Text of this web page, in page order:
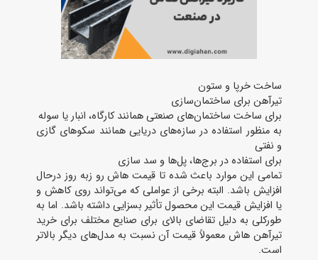
ساخت خرپا و ستون
تیرآهن برای ساختمان‌سازی
برای ساخت ساختمان‌های صنعتی همانند کارگاه، انبار یا سوله
به‌ منظور استفاده در سازه‌های دریایی همانند سکوهای گازی
و نفتی
برای استفاده در برج‌ها، پل‌ها و سد سازی
تمامی این موارد باعث شده تا قیمت هاش رو زبه ‌روز درحال
افزایش باشد. البته برخی از عواملی که می‌تواند روی کاهش و
یا افزایش قیمت این محصول تأثیر بسزایی داشته باشد. اما به
‌طورکلی به دلیل تقاضای بالای برای صنایع مختلف برای خرید
تیرآهن هاش معمولاً قیمت آن نسبت‌ به مدل‌های دیگر بالاتر
است.